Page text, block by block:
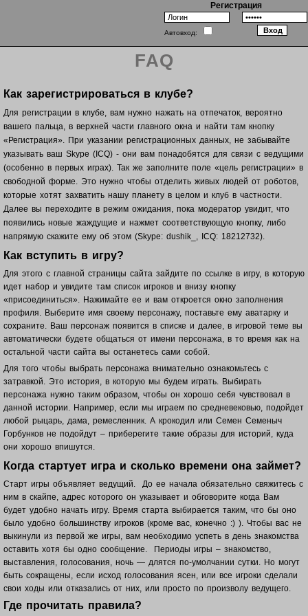
Регистрация
Автовход:
FAQ
Как зарегистрироваться в клубе?
Для регистрации в клубе, вам нужно нажать на отпечаток, вероятно
вашего пальца, в верхней части главного окна и найти там кнопку
«Регистрация». При указании регистрационных данных, не забывайте
указывать ваш Skype (ICQ) - они вам понадобятся для связи с ведущими
(особенно в первых играх). Так же заполните поле «цель регистрации» в
свободной форме. Это нужно чтобы отделить живых людей от роботов,
которые хотят захватить нашу планету в целом и клуб в частности.
Далее вы переходите в режим ожидания, пока модератор увидит, что
появились новые жаждущие и нажмет соответствующую кнопку, либо
напрямую скажите ему об этом (Skype: dushik_, ICQ: 18212732).
Как вступить в игру?
Для этого с главной страницы сайта зайдите по ссылке в игру, в которую
идет набор и увидите там список игроков и внизу кнопку
«присоединиться». Нажимайте ее и вам откроется окно заполнения
профиля. Выберите имя своему персонажу, поставьте ему аватарку и
сохраните. Ваш персонаж появится в списке и далее, в игровой теме вы
автоматически будете общаться от имени персонажа, в то время как на
остальной части сайта вы останетесь сами собой.
Для того чтобы выбрать персонажа внимательно ознакомьтесь с
затравкой. Это история, в которую мы будем играть. Выбирать
персонажа нужно таким образом, чтобы он хорошо себя чувствовал в
данной истории. Например, если мы играем по средневековью, подойдет
любой рыцарь, дама, ремесленник. А крокодил или Семен Семеныч
Горбунков не подойдут – приберегите такие образы для историй, куда
они хорошо впишутся.
Когда стартует игра и сколько времени она займет?
Старт игры объявляет ведущий. До ее начала обязательно свяжитесь с
ним в скайпе, адрес которого он указывает и обговорите когда Вам
будет удобно начать игру. Время старта выбирается таким, что бы оно
было удобно большинству игроков (кроме вас, конечно :) ). Чтобы вас не
выкинули из первой же игры, вам необходимо успеть в день знакомства
оставить хотя бы одно сообщение. Периоды игры – знакомство,
выставления, голосования, ночь — длятся по-умолчании сутки. Но могут
быть сокращены, если исход голосования ясен, или все игроки сделали
свои ходы или отказались от них, или просто по произволу ведущего.
Где прочитать правила?